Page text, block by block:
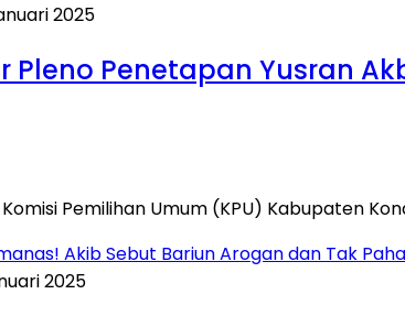
2025
Pleno Penetapan Yusran
Pemilihan Umum (KPU) Kabupaten
2025